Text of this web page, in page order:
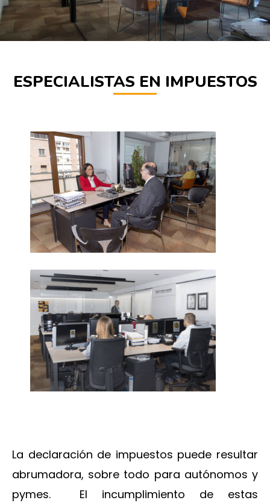
ESPECIALISTAS EN IMPUESTOS
La declaración de impuestos puede resultar
abrumadora, sobre todo para autónomos y
pymes. El incumplimiento de estas